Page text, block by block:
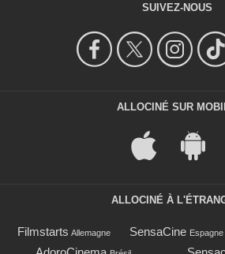
SUIVEZ-NOUS
ALLOCINÉ SUR
ALLOCINÉ À
Filmstarts Allemagne SensaCine Espagne